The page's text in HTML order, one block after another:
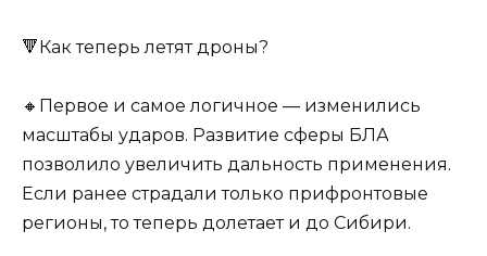
🔻Как теперь летят дроны?
🔸Первое и самое логичное — изменились
масштабы ударов. Развитие сферы БЛА
позволило увеличить дальность применения.
Если ранее страдали только прифронтовые
регионы, то теперь долетает и до Сибири.